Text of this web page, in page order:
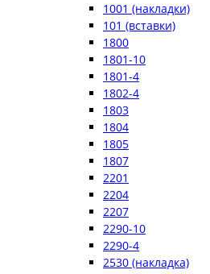
1001 (накладки)
101 (вставки)
1800
1801-10
1801-4
1802-4
1803
1804
1805
1807
2201
2204
2207
2290-10
2290-4
2530 (накладка)